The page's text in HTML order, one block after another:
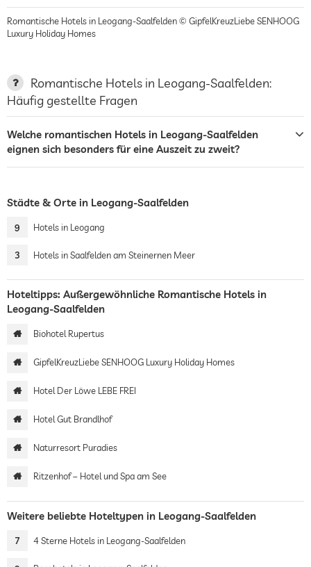
Romantische Hotels in Leogang-Saalfelden © GipfelKreuzLiebe SENHOOG
Luxury Holiday Homes
Romantische Hotels in Leogang-Saalfelden:
Häufig gestellte Fragen
Welche romantischen Hotels in Leogang-Saalfelden
eignen sich besonders für eine Auszeit zu zweit?
Städte & Orte in Leogang-Saalfelden
9 Hotels in Leogang
3 Hotels in Saalfelden am Steinernen Meer
Hoteltipps: Außergewöhnliche Romantische Hotels in
Leogang-Saalfelden
Biohotel Rupertus
GipfelKreuzLiebe SENHOOG Luxury Holiday Homes
Hotel Der Löwe LEBE FREI
Hotel Gut Brandlhof
Naturresort Puradies
Ritzenhof – Hotel und Spa am See
Weitere beliebte Hoteltypen in Leogang-Saalfelden
7 4 Sterne Hotels in Leogang-Saalfelden